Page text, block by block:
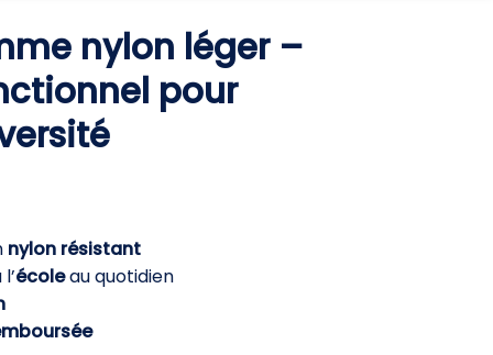
nylon léger –
pour
:
€.
nylon résistant
écoleau quotidien